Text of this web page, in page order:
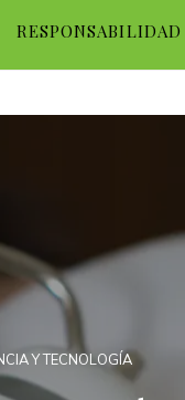
Y TECNOLOGÍA